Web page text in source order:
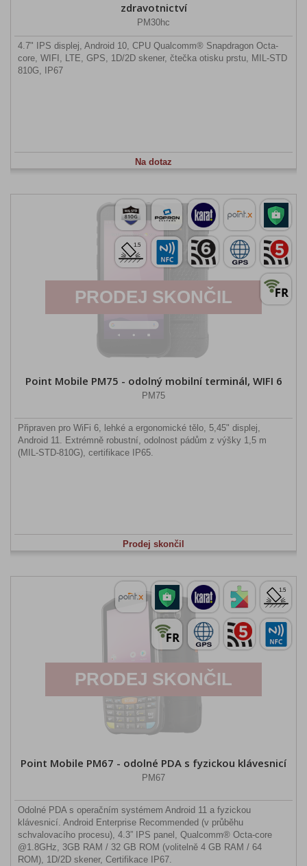
zdravotnictví
PM30hc
4.7" IPS displej, Android 10, CPU Qualcomm® Snapdragon Octa-
core, WIFI, LTE, GPS, 1D/2D skener, čtečka otisku prstu, MIL-STD
810G, IP67
Na dotaz
PRODEJ SKONČIL
Point Mobile PM75 - odolný mobilní terminál, WIFI 6
PM75
Připraven pro WiFi 6, lehké a ergonomické tělo, 5,45" displej,
Android 11. Extrémně robustní, odolnost pádům z výšky 1,5 m
(MIL-STD-810G), certifikace IP65.
Prodej skončil
PRODEJ SKONČIL
Point Mobile PM67 - odolné PDA s fyzickou klávesnicí
PM67
Odolné PDA s operačním systémem Android 11 a fyzickou
klávesnicí. Android Enterprise Recommended (v průběhu
schvalovacího procesu), 4.3” IPS panel, Qualcomm® Octa-core
@1.8GHz, 3GB RAM / 32 GB ROM (volitelně 4 GB RAM / 64
ROM), 1D/2D skener, Certifikace IP67.